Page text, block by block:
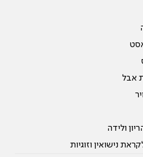
אבל
ולידה
נישואין וזוגיות